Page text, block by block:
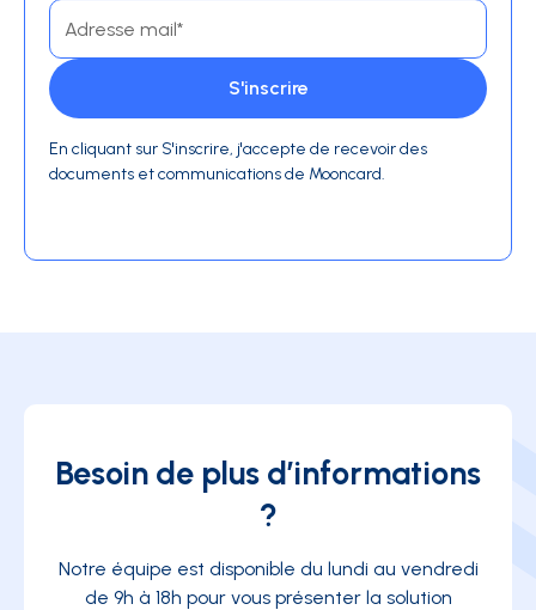
En cliquant sur S'inscrire, j'accepte de recevoir des
documents et communications de Mooncard.
Besoin de plus d’informations
?
Notre équipe est disponible du lundi au vendredi
de 9h à 18h pour vous présenter la solution